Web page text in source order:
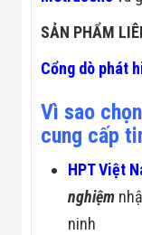
SẢN PHẨM
Cổng dò phát
Vì sao
cung cấp
HPT Việt
nghiệm
ninh